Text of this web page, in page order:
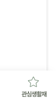
관심생활재